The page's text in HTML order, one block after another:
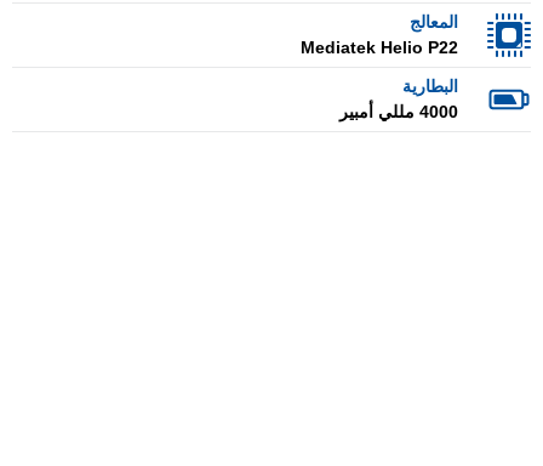
المعالج
Mediatek Helio P22
البطارية
4000 مللي أمبير